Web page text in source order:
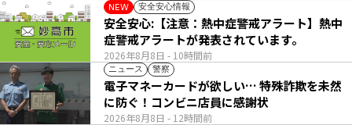
NEW 安全安心情報
2026年8月8日 - 10時間前
安全安心:【注意：熱中症警戒アラート】熱中
症警戒アラートが発表されています。
ニュース 警察
2026年8月8日 - 12時間前
電子マネーカードが欲しい… 特殊詐欺を未然
に防ぐ！コンビニ店員に感謝状